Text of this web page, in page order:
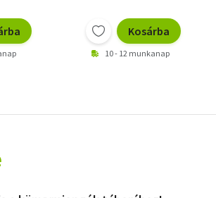
Kosárba
10 - 12 munkanap